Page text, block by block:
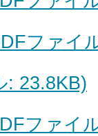
ファイ
: 23.8KB)
ファイ